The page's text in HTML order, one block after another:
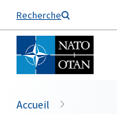
Recherche
Nom de famille*
Accueil